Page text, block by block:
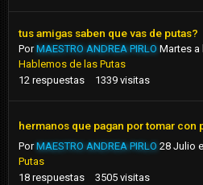
tus amigas saben que vas de putas?
PorMAESTRO ANDREA PIRLO Martes a
Hablemos de las Putas
12 respuestas 1339 visitas
hermanos que pagan por tomar con
PorMAESTRO ANDREA PIRLO 28 Julio
Putas
18 respuestas 3505 visitas